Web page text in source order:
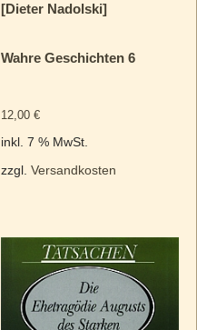
[Dieter Nadolski]
Wahre Geschichten 6
12,00€
inkl. 7 % MwSt.
zzgl.Versandkosten